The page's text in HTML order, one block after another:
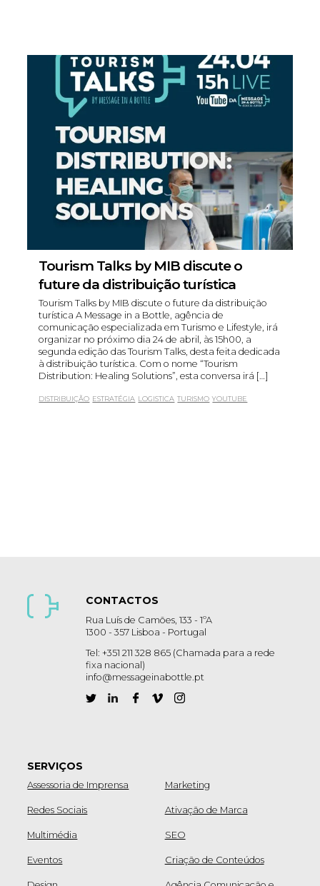
Tourism Talks by MIB discute o
future da distribuição turística
Tourism Talks by MIB discute o future da distribuição
turística A Message in a Bottle, agência de
comunicação especializada em Turismo e Lifestyle, irá
organizar no próximo dia 24 de abril, às 15h00, a
segunda edição das Tourism Talks, desta feita dedicada
à distribuição turística. Com o nome “Tourism
Distribution: Healing Solutions”, esta conversa irá […]
DISTRIBUIÇÃO ESTRATÉGIA LOGISTICA TURISMO YOUTUBE
CONTACTOS
Rua Luís de Camões, 133 - 1ºA
1300 - 357 Lisboa - Portugal
Tel: +351 211 328 865 (Chamada para a rede
fixa nacional)
info@messageinabottle.pt
SERVIÇOS
Assessoria de Imprensa
Redes Sociais
Multimédia
Eventos
Marketing
Ativação de Marca
SEO
Criação de Conteúdos